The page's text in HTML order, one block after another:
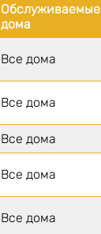
Обслуживаемые
дома
Все дома
Все дома
Все дома
Все дома
Все дома